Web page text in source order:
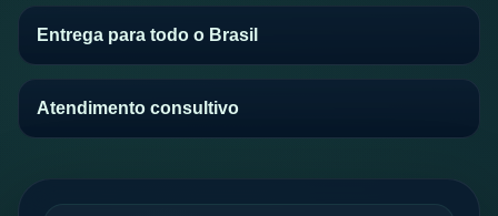
Entrega para todo o Brasil
Atendimento consultivo